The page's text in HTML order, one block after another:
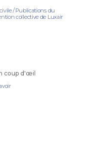
/Publications du
collective de Luxair
coup d'œil